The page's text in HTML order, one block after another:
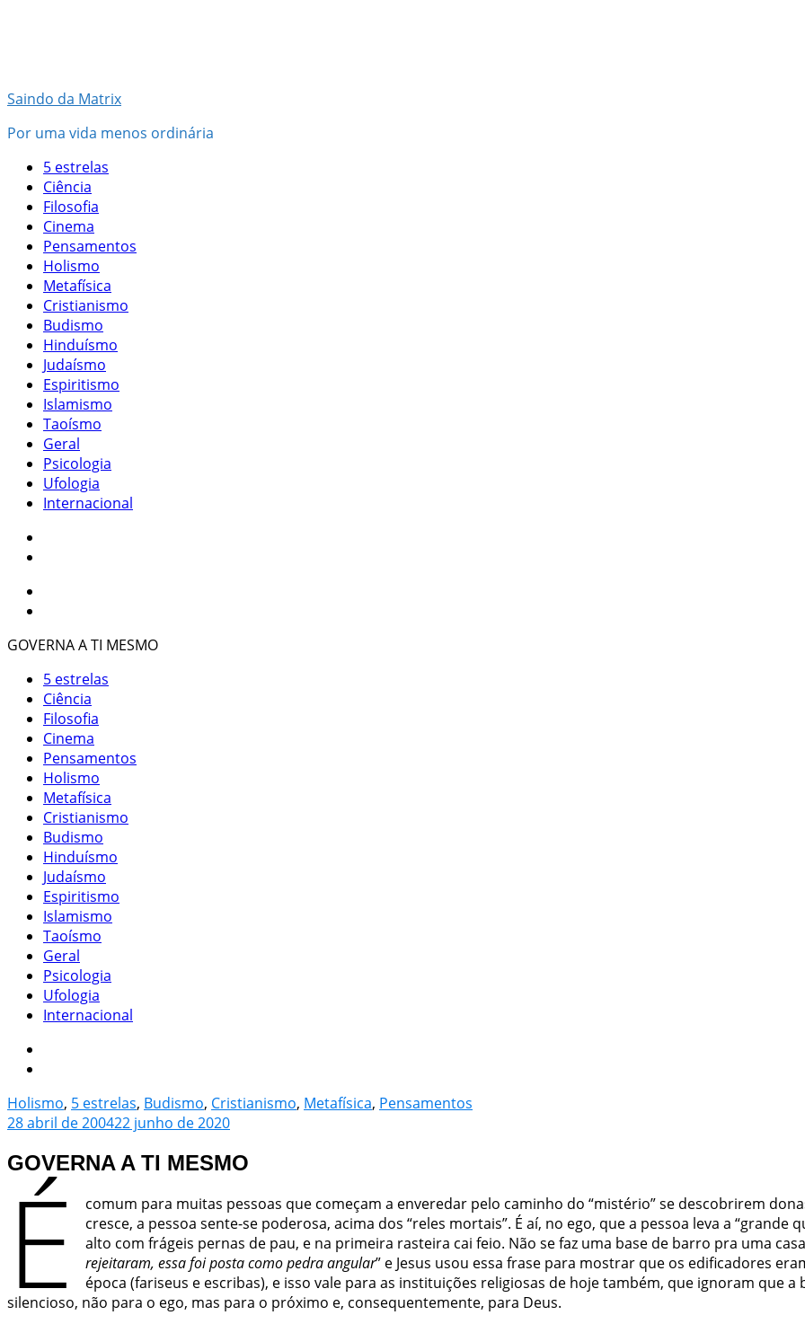
Saindo da Matrix
Por uma vida menos ordinária
5 estrelas
Ciência
Filosofia
Cinema
Pensamentos
Holismo
Metafísica
Cristianismo
Budismo
Hinduísmo
Judaísmo
Espiritismo
Islamismo
Taoísmo
Geral
Psicologia
Ufologia
Internacional
GOVERNA A TI MESMO
5 estrelas
Ciência
Filosofia
Cinema
Pensamentos
Holismo
Metafísica
Cristianismo
Budismo
Hinduísmo
Judaísmo
Espiritismo
Islamismo
Taoísmo
Geral
Psicologia
Ufologia
Internacional
Holismo, 5 estrelas, Budismo, Cristianismo, Metafísica, Pensamentos
28 abril de 200422 junho de 2020
GOVERNA A TI MESMO
É
comum para muitas pessoas que começam a enveredar pelo caminho do “mistério” se descobrirem
cresce, a pessoa sente-se poderosa, acima dos “reles mortais”. É aí, no ego, que a pessoa leva a “grande
alto com frágeis pernas de pau, e na primeira rasteira cai feio. Não se faz uma base de barro pra uma
rejeitaram, essa foi posta como pedra angular” e Jesus usou essa frase para mostrar que os edificadores
época (fariseus e escribas), e isso vale para as instituições religiosas de hoje também, que ignoram que
silencioso, não para o ego, mas para o próximo e, consequentemente, para Deus.